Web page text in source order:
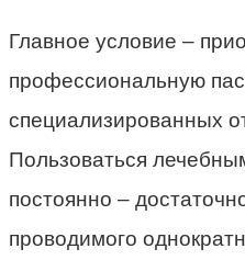
Главное условие –
профессиональную
специализированных
Пользоваться
постоянно –
проводимого